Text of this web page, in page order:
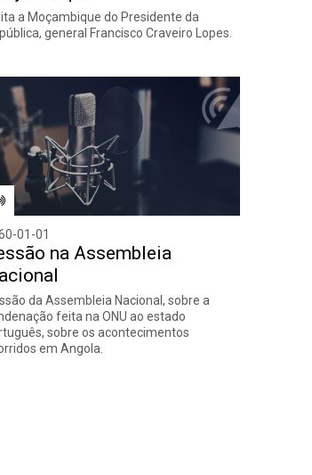
a Moçambique do Presidente da
general Francisco Craveiro Lopes.
01-01
na Assembleia
da Assembleia Nacional, sobre a
feita na ONU ao estado
sobre os acontecimentos
em Angola.